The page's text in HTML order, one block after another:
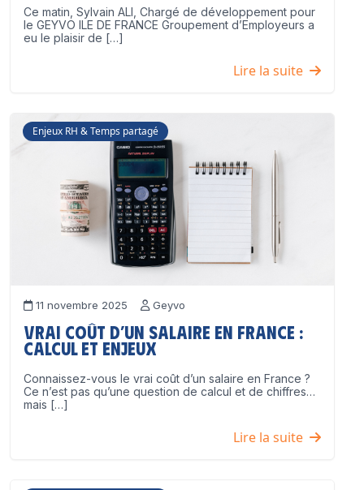
Ce matin, Sylvain ALI, Chargé de développement pour
le GEYVO ILE DE FRANCE Groupement d’Employeurs a
eu le plaisir de […]
Lire la suite
Enjeux RH & Temps partagé
11 novembre 2025 Geyvo
Vrai coût d’un salaire en France :
calcul et enjeux
Connaissez-vous le vrai coût d’un salaire en France ?
Ce n’est pas qu’une question de calcul et de chiffres…
mais […]
Lire la suite